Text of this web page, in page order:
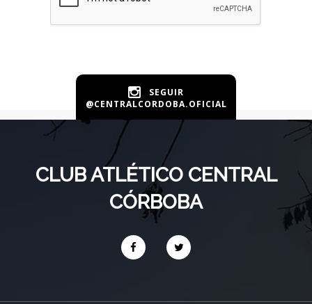
SEGUIR
@CENTRALCORDOBA.OFICIAL
CLUB ATLÉTICO CENTRAL
CÓRBOBA